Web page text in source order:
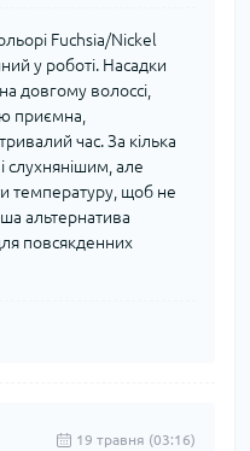
Fuchsia/Nickel
у роботі. Насадки
довгому волоссі,
приємна,
час. За кілька
слухнянішим, але
температуру, щоб не
альтернатива
повсякденних
19 травня (03:16)